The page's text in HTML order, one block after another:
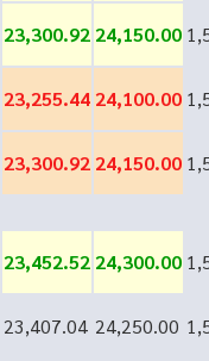
23,300.92 24,150.00
23,255.44 24,100.00
23,300.92 24,150.00
23,452.52 24,300.00
23,407.04 24,250.00